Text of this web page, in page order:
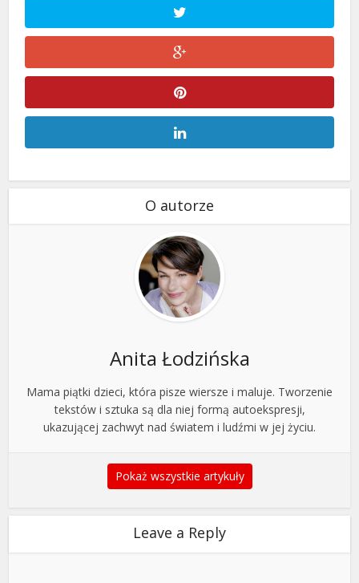
O autorze
Anita Łodzińska
Mama piątki dzieci, która pisze wiersze i maluje. Tworzenie
tekstów i sztuka są dla niej formą autoekspresji,
ukazującej zachwyt nad światem i ludźmi w jej życiu.
Pokaż wszystkie artykuły
Leave a Reply